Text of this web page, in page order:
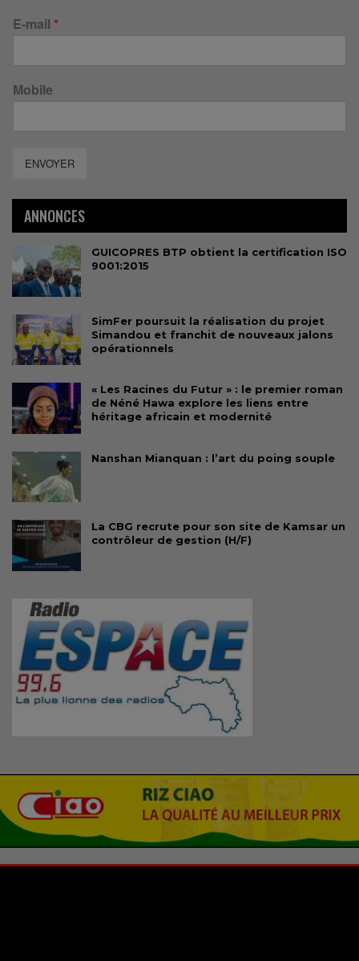
E-mail *
Mobile
ENVOYER
ANNONCES
GUICOPRES BTP obtient la certification ISO
9001:2015
SimFer poursuit la réalisation du projet
Simandou et franchit de nouveaux jalons
opérationnels
« Les Racines du Futur » : le premier roman
de Néné Hawa explore les liens entre
héritage africain et modernité
Nanshan Mianquan : l’art du poing souple
La CBG recrute pour son site de Kamsar un
contrôleur de gestion (H/F)